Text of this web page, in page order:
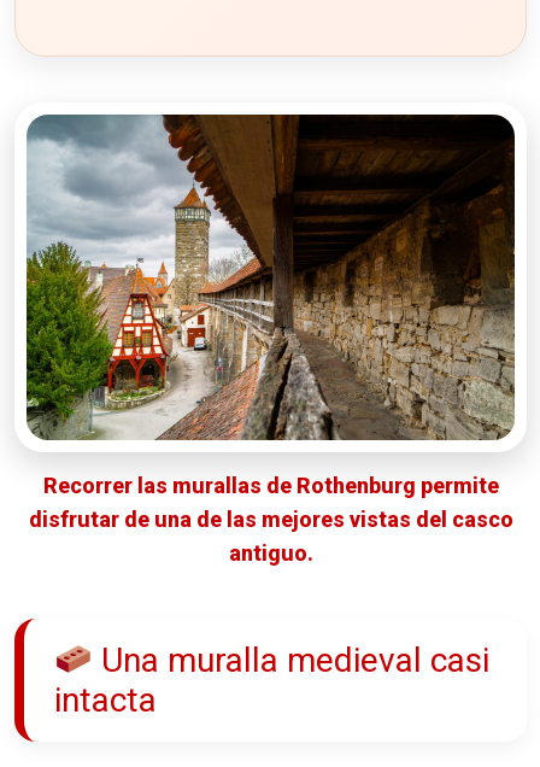
Recorrer las murallas de Rothenburg permite
disfrutar de una de las mejores vistas del casco
antiguo.
Una muralla medieval casi
intacta